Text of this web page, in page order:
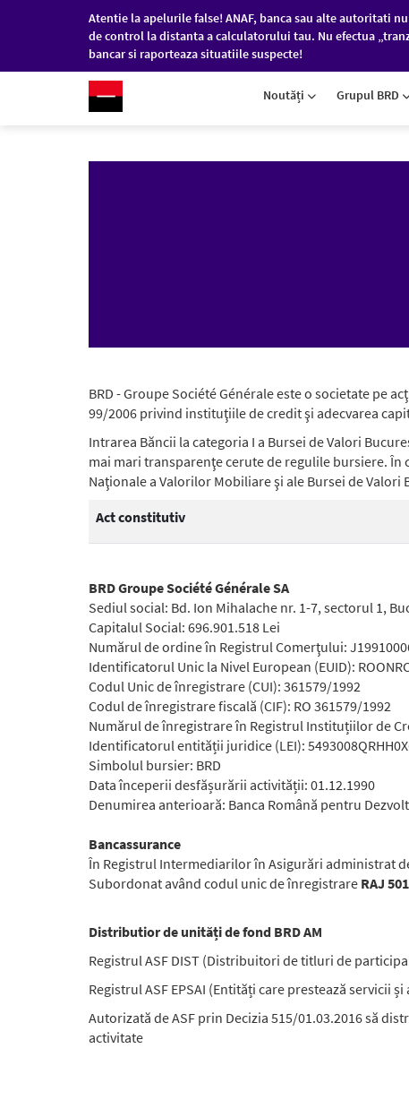
Atentie la apelurile false! ANAF, banca sau alte autoritati
de control la distanta a calculatorului tau. Nu efectua
bancar si raporteaza situatiile suspecte!
RO/EN PERSOANE FIZICE
Noutăți Grupul BRD
BRD - Groupe Société Générale este o societate pe
99/2006 privind instituţiile de credit şi adecvarea
Intrarea Băncii la categoria I a Bursei de Valori
mai mari transparenţe cerute de regulile bursiere. În
Naţionale a Valorilor Mobiliare şi ale Bursei de Valori
Act constitutiv
BRD Groupe Société Générale SA
Sediul social: Bd. Ion Mihalache nr. 1-7, sectorul 1,
Capitalul Social: 696.901.518 Lei
Numărul de ordine în Registrul Comerţului:
Identificatorul Unic la Nivel European (EUID):
Codul Unic de înregistrare (CUI): 361579/1992
Codul de înregistrare fiscală (CIF): RO 361579/1992
Numărul de înregistrare în Registrul Instituțiilor de
Identificatorul entității juridice (LEI):
Simbolul bursier: BRD
Data începerii desfășurării activității: 01.12.1990
Denumirea anterioară: Banca Română pentru
Bancassurance
În Registrul Intermediarilor în Asigurări administrat
Subordonat având codul unic de înregistrare RAJ
Distributior de unități de fond BRD AM
Registrul ASF DIST (Distribuitori de titluri de
Registrul ASF EPSAI (Entități care prestează servicii
Autorizată de ASF prin Decizia 515/01.03.2016 să
activitate